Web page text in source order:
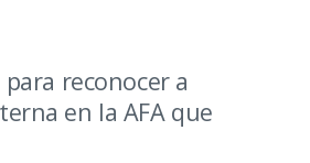
reconocer a
en la AFA que